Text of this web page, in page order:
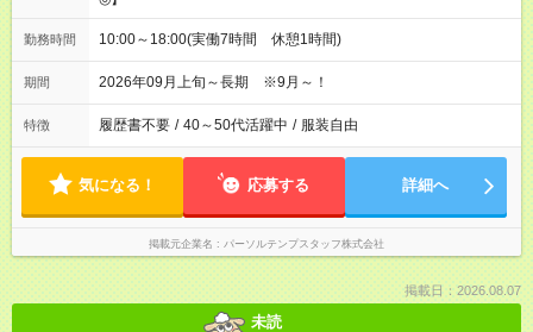
勤務時間 10:00～18:00(実働7時間 休憩1時間)
期間 2026年09月上旬～長期 ※9月～！
特徴 履歴書不要 / 40～50代活躍中 / 服装自由
気になる！ 応募する 詳細へ
掲載元企業名 パーソルテンプスタッフ株式会社
掲載日：2026.08.07
未読